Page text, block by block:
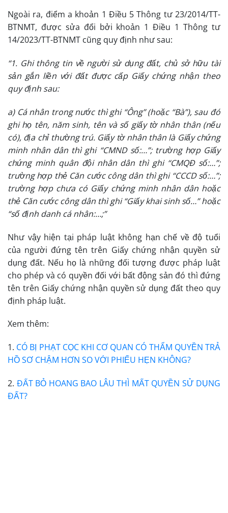
Ngoài ra, điểm a khoản 1 Điều 5 Thông tư 23/2014/TT-
BTNMT, được sửa đổi bởi khoản 1 Điều 1 Thông tư
14/2023/TT-BTNMT cũng quy định như sau:
“1. Ghi thông tin về người sử dụng đất, chủ sở hữu tài
sản gắn liền với đất được cấp Giấy chứng nhận theo
quy định sau:
a) Cá nhân trong nước thì ghi “Ông” (hoặc “Bà”), sau đó
ghi họ tên, năm sinh, tên và số giấy tờ nhân thân (nếu
có), địa chỉ thường trú. Giấy tờ nhân thân là Giấy chứng
minh nhân dân thì ghi “CMND số:…”; trường hợp Giấy
chứng minh quân đội nhân dân thì ghi “CMQĐ số:…”;
trường hợp thẻ Căn cước công dân thì ghi “CCCD số:…”;
trường hợp chưa có Giấy chứng minh nhân dân hoặc
thẻ Căn cước công dân thì ghi “Giấy khai sinh số…” hoặc
“số định danh cá nhân:…;”
Như vậy hiện tại pháp luật không hạn chế về độ tuổi
của người đứng tên trên Giấy chứng nhận quyền sử
dụng đất. Nếu họ là những đối tượng được pháp luật
cho phép và có quyền đối với bất động sản đó thì đứng
tên trên Giấy chứng nhận quyền sử dụng đất theo quy
định pháp luật.
Xem thêm:
1. CÓ BỊ PHẠT CỌC KHI CƠ QUAN CÓ THẨM QUYỀN TRẢ
HỒ SƠ CHẬM HƠN SO VỚI PHIẾU HẸN KHÔNG?
2. ĐẤT BỎ HOANG BAO LÂU THÌ MẤT QUYỀN SỬ DỤNG
ĐẤT?